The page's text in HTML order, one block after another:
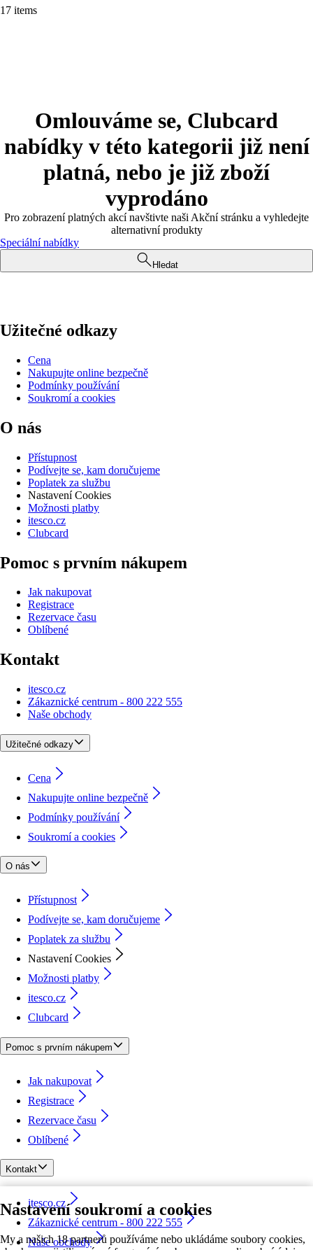
Nastavení soukromí a cookies
My a našich 18 partnerů používáme nebo ukládáme soubory cookies,
17 items
Omlouváme se, Clubcard
nabídky v této kategorii již není
platná, nebo je již zboží
vyprodáno
Pro zobrazení platných akcí navštivte naši Akční stránku a vyhledejte
alternativní produkty
Speciální nabídky
Hledat
Užitečné odkazy
Cena
Nakupujte online bezpečně
Podmínky používání
Soukromí a cookies
O nás
Přístupnost
Podívejte se, kam doručujeme
Poplatek za službu
Nastavení Cookies
Možnosti platby
itesco.cz
Clubcard
Pomoc s prvním nákupem
Jak nakupovat
Registrace
Rezervace času
Oblíbené
Kontakt
itesco.cz
Zákaznické centrum - 800 222 555
Naše obchody
Užitečné odkazy
Cena
Nakupujte online bezpečně
Podmínky používání
Soukromí a cookies
O nás
Přístupnost
Podívejte se, kam doručujeme
Poplatek za službu
Nastavení Cookies
Možnosti platby
itesco.cz
Clubcard
Pomoc s prvním nákupem
Jak nakupovat
Registrace
Rezervace času
Oblíbené
Kontakt
itesco.cz
Zákaznické centrum - 800 222 555
Naše obchody